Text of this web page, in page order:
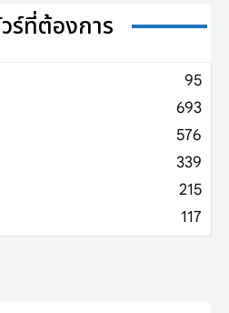
ร์ที่ต้องการ
95
693
576
339
215
117